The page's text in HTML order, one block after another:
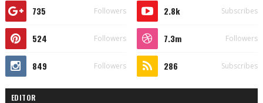
735 Followers 2.8k Subscribes
524 Followers 7.3m Followers
849 Followers 286 Subscribes
EDITOR